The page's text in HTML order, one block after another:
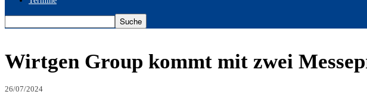
Wirtgen Group kommt mit zwei
26/07/2024